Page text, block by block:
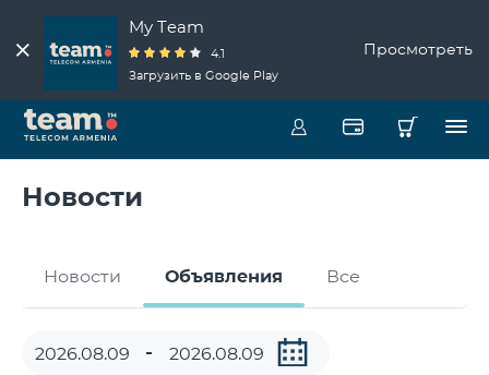
My Team
4.1
Загрузить в Google Play
Просмотреть
Новости
Новости Объявления Все